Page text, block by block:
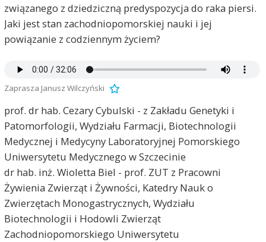
związanego z dziedziczną predyspozycja do raka piersi.
Jaki jest stan zachodniopomorskiej nauki i jej
powiązanie z codziennym życiem?
Zaprasza Janusz Wilczyński
prof. dr hab. Cezary Cybulski - z Zakładu Genetyki i
Patomorfologii, Wydziału Farmacji, Biotechnologii
Medycznej i Medycyny Laboratoryjnej Pomorskiego
Uniwersytetu Medycznego w Szczecinie
dr hab. inż. Wioletta Biel - prof. ZUT z Pracowni
Żywienia Zwierząt i Żywności, Katedry Nauk o
Zwierzętach Monogastrycznych, Wydziału
Biotechnologii i Hodowli Zwierząt
Zachodniopomorskiego Uniwersytetu